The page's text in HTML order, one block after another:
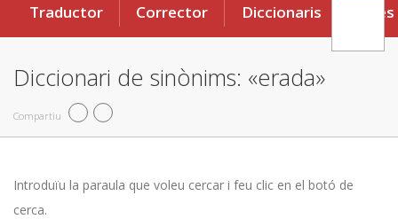
Traductor Corrector Diccionaris Eines
Diccionari de sinònims: «erada»
Compartiu
Introduïu la paraula que voleu cercar i feu clic en el botó de
cerca.